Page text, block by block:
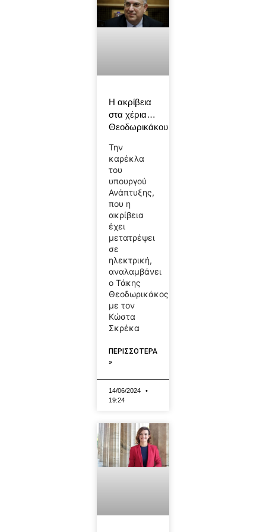
Η ακρίβεια
στα χέρια…
Θεοδωρικάκου
Την
καρέκλα
του
υπουργού
Ανάπτυξης,
που η
ακρίβεια
έχει
μετατρέψει
σε
ηλεκτρική,
αναλαμβάνει
ο Τάκης
Θεοδωρικάκος,
με τον
Κώστα
Σκρέκα
ΠΕΡΙΣΣΟΤΕΡΑ
»
14/06/2024
19:24